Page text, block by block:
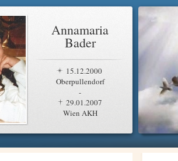
Annamaria
Bader
15.12.2000
Oberpullendorf
-
29.01.2007
Wien AKH